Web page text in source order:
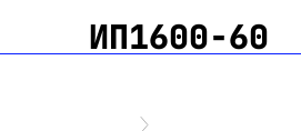
ИП1600-60